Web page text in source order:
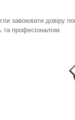
завоювати довіру
професіоналізм.